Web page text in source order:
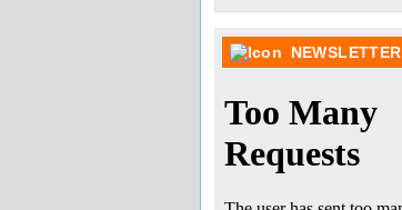
NEWSLETTER